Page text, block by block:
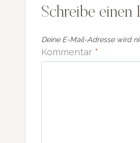
Schreibe einen
Deine E-Mail-Adresse wird
Kommentar *